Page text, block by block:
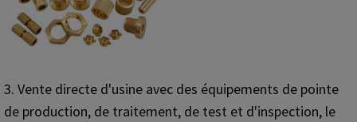
3. Vente directe d'usine avec des équipements de pointe
de production, de traitement, de test et d'inspection, le